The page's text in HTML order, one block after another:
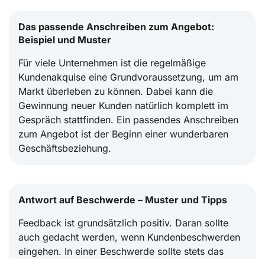
Das passende Anschreiben zum Angebot:
Beispiel und Muster
Für viele Unternehmen ist die regelmäßige
Kundenakquise eine Grundvoraussetzung, um am
Markt überleben zu können. Dabei kann die
Gewinnung neuer Kunden natürlich komplett im
Gespräch stattfinden. Ein passendes Anschreiben
zum Angebot ist der Beginn einer wunderbaren
Geschäftsbeziehung.
Antwort auf Beschwerde – Muster und Tipps
Feedback ist grundsätzlich positiv. Daran sollte
auch gedacht werden, wenn Kundenbeschwerden
eingehen. In einer Beschwerde sollte stets das